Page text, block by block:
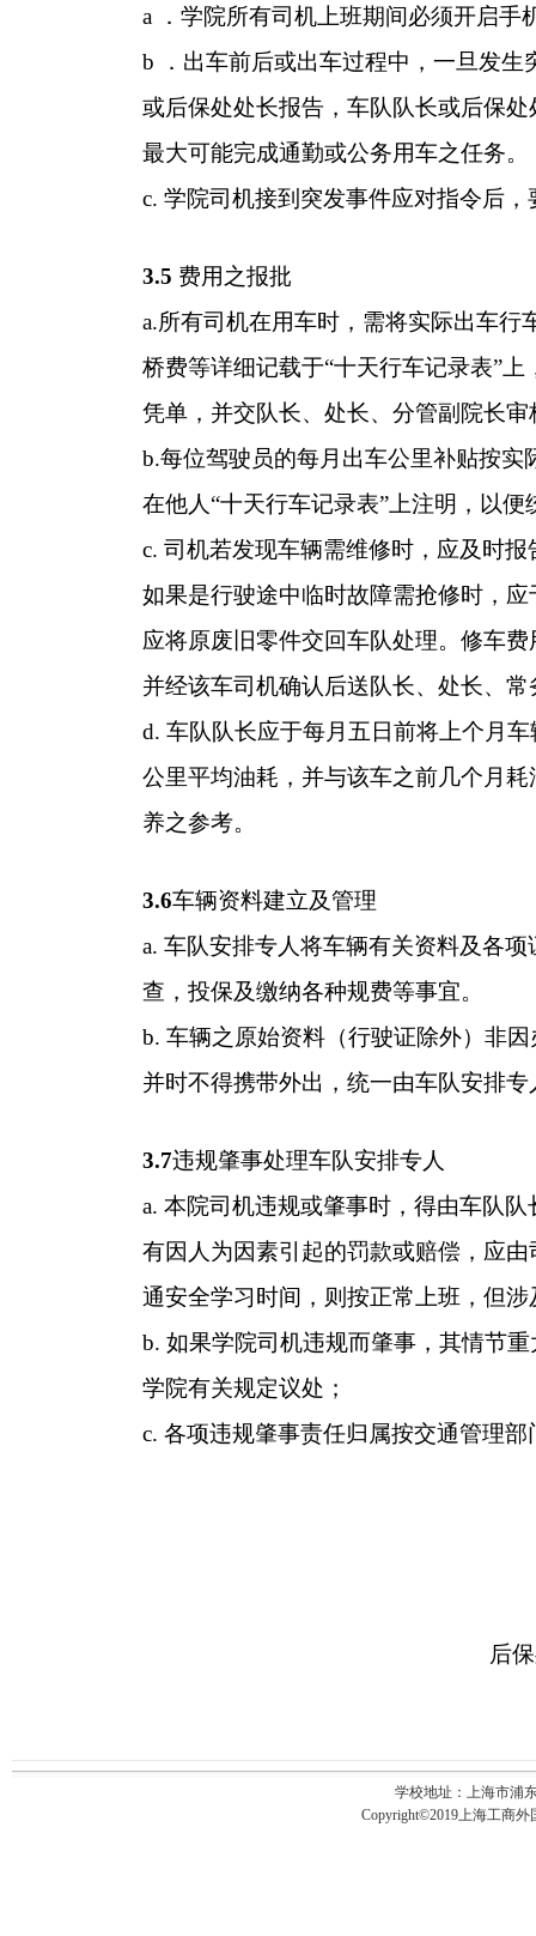
a
．学院所有司机上班期间必须开启手
b
．出车前后或出车过程中，一旦发
或后保处处长报告，车队队长或后保
最大可能完成通勤或公务用车之任务。
c. 学院司机接到突发事件应对指令后
3.5 费用之报批
a.所有司机在用车时，需将实际出车行
桥费等详细记载于“十天行车记录表”
凭单，并交队长、处长、分管副院长
b.每位驾驶员的每月出车公里补贴按
在他人“十天行车记录表”上注明，以便
c. 司机若发现车辆需维修时，应及时
如果是行驶途中临时故障需抢修时，
应将原废旧零件交回车队处理。修车
并经该车司机确认后送队长、处长、
d. 车队队长应于每月五日前将上个月
公里平均油耗，并与该车之前几个月
养之参考。
3.6车辆资料建立及管理
a. 车队安排专人将车辆有关资料及各
查，投保及缴纳各种规费等事宜。
b. 车辆之原始资料（行驶证除外）非
并时不得携带外出，统一由车队安排
3.7违规肇事处理车队安排专人
a. 本院司机违规或肇事时，得由车队
有因人为因素引起的罚款或赔偿，应
通安全学习时间，则按正常上班，但
b. 如果学院司机违规而肇事，其情节
学院有关规定议处；
c. 各项违规肇事责任归属按交通管理部
后保
学校地址：上海市浦
Copyright©2019上海工商外